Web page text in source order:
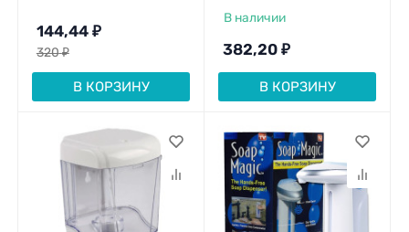
144,44 ₽
320₽
В КОРЗИНУ
В наличии
382,20 ₽
В КОРЗИНУ